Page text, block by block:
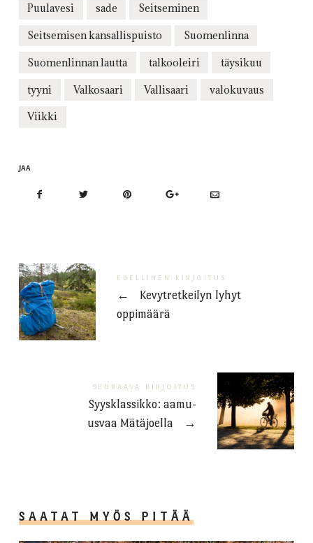
Puulavesi sade Seitseminen
Seitsemisen kansallispuisto Suomenlinna
Suomenlinnan lautta talkooleiri täysikuu
tyyni Valkosaari Vallisaari valokuvaus
Viikki
JAA
EDELLINEN KIRJOITUS
←
Kevytretkeilyn lyhyt
oppimäärä
SEURAAVA KIRJOITUS
Syysklassikko: aamu-
usvaa Mätäjoella
→
SAATAT MYÖS PITÄÄ